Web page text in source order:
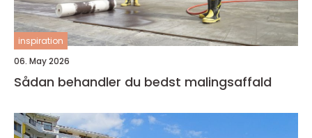
inspiration
06. May 2026
Sådan behandler du bedst malingsaffald